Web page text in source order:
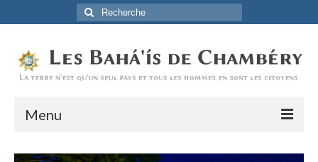
Rechercher
:
Menu
Accueil